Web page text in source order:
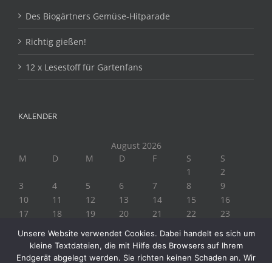
Des Biogärtners Gemüse-Hitparade
Richtig gießen!
12 x Lesestoff für Gartenfans
KALENDER
August 2026
M
D M D F S
S
1
2
3
4 5 6 7 8
9
10
11 12 13 14 15
16
17
18 19 20 21 22
23
« Juli
Unsere Website verwendet Cookies. Dabei handelt es sich um
kleine Textdateien, die mit Hilfe des Browsers auf Ihrem
Endgerät abgelegt werden. Sie richten keinen Schaden an. Wir